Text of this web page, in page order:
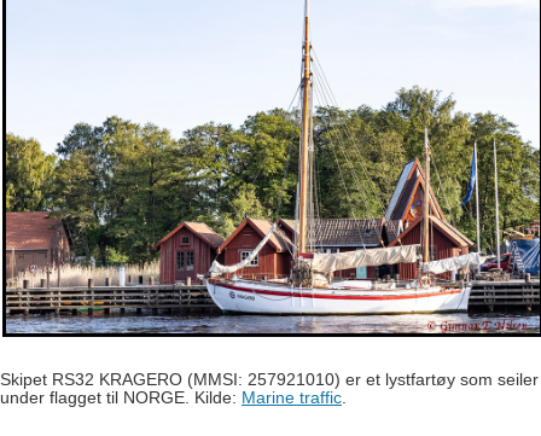
Skipet RS32 KRAGERO (MMSI: 257921010) er et lystfartøy som seiler
under flagget til NORGE. Kilde: Marine traffic.